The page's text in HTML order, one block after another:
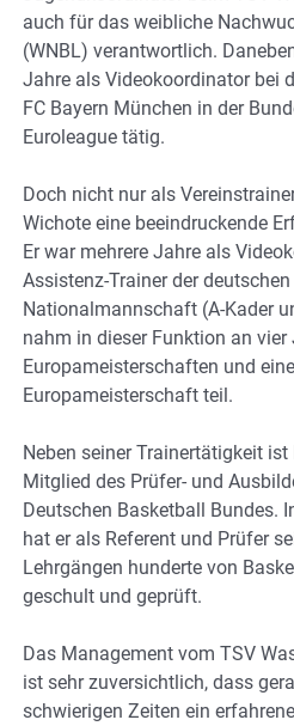
auch für das weibliche
(WNBL) verantwortlich.
Jahre als Videokoordinator bei
FC Bayern München in der
Euroleague tätig.
Doch nicht nur als
Wichote eine beeindruckende
Er war mehrere Jahre als
Assistenz-Trainer der
Nationalmannschaft (A-Kader
nahm in dieser Funktion an vier
Europameisterschaften und
Europameisterschaft teil.
Neben seiner Trainertätigkeit
Mitglied des Prüfer- und
Deutschen Basketball Bundes.
hat er als Referent und Prüfer
Lehrgängen hunderte von
geschult und geprüft.
Das Management vom TSV
ist sehr zuversichtlich, dass
schwierigen Zeiten ein